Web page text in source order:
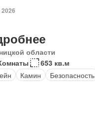
области
653 кв.м
Камин Безопасность